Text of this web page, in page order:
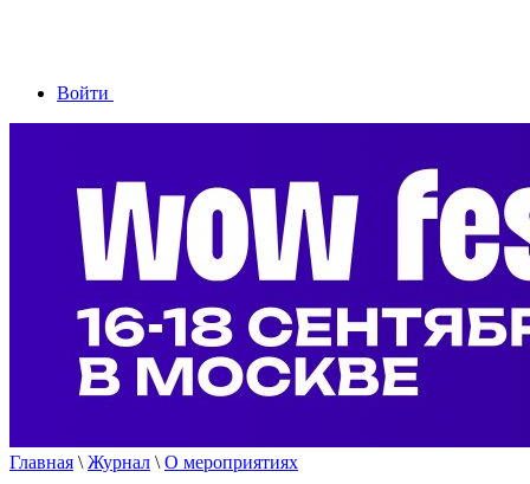
Войти
Главная \ Журнал \ О мероприятиях